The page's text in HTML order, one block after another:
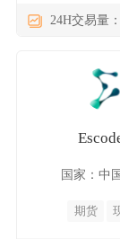
24H交易量
国家：中
期货